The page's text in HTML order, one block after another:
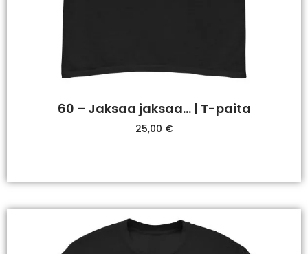
60 – Jaksaa jaksaa… | T-paita
25,00 €